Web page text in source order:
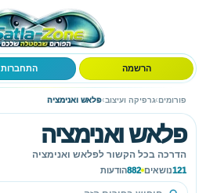
הרשמה התחברות
פורומים›גרפיקה ועיצוב›פלאש ואנימציה
פלאש ואנימציה
הדרכה בכל הקשור לפלאש ואנימציה
121נושאים 882הודעות